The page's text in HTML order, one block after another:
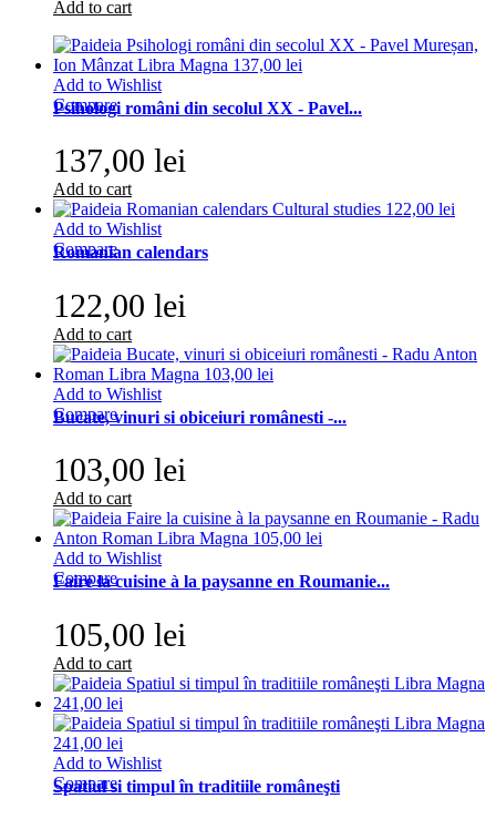
Add to cart
Add to Wishlist
Compare
Psihologi români din secolul XX - Pavel...
137,00 lei
Add to cart
Add to Wishlist
Compare
Romanian calendars
122,00 lei
Add to cart
Add to Wishlist
Compare
Bucate, vinuri si obiceiuri românesti -...
103,00 lei
Add to cart
Add to Wishlist
Compare
Faire la cuisine à la paysanne en Roumanie...
105,00 lei
Add to cart
Add to Wishlist
Compare
Spatiul si timpul în traditiile româneşti